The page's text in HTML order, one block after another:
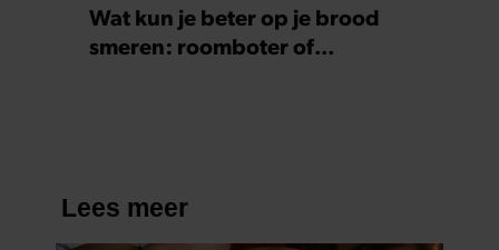
Wat kun je beter op je brood
smeren: roomboter of